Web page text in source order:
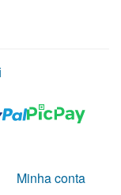
Minha conta